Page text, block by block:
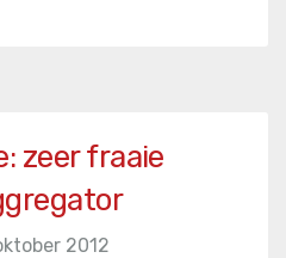
zeer fraaie
2012